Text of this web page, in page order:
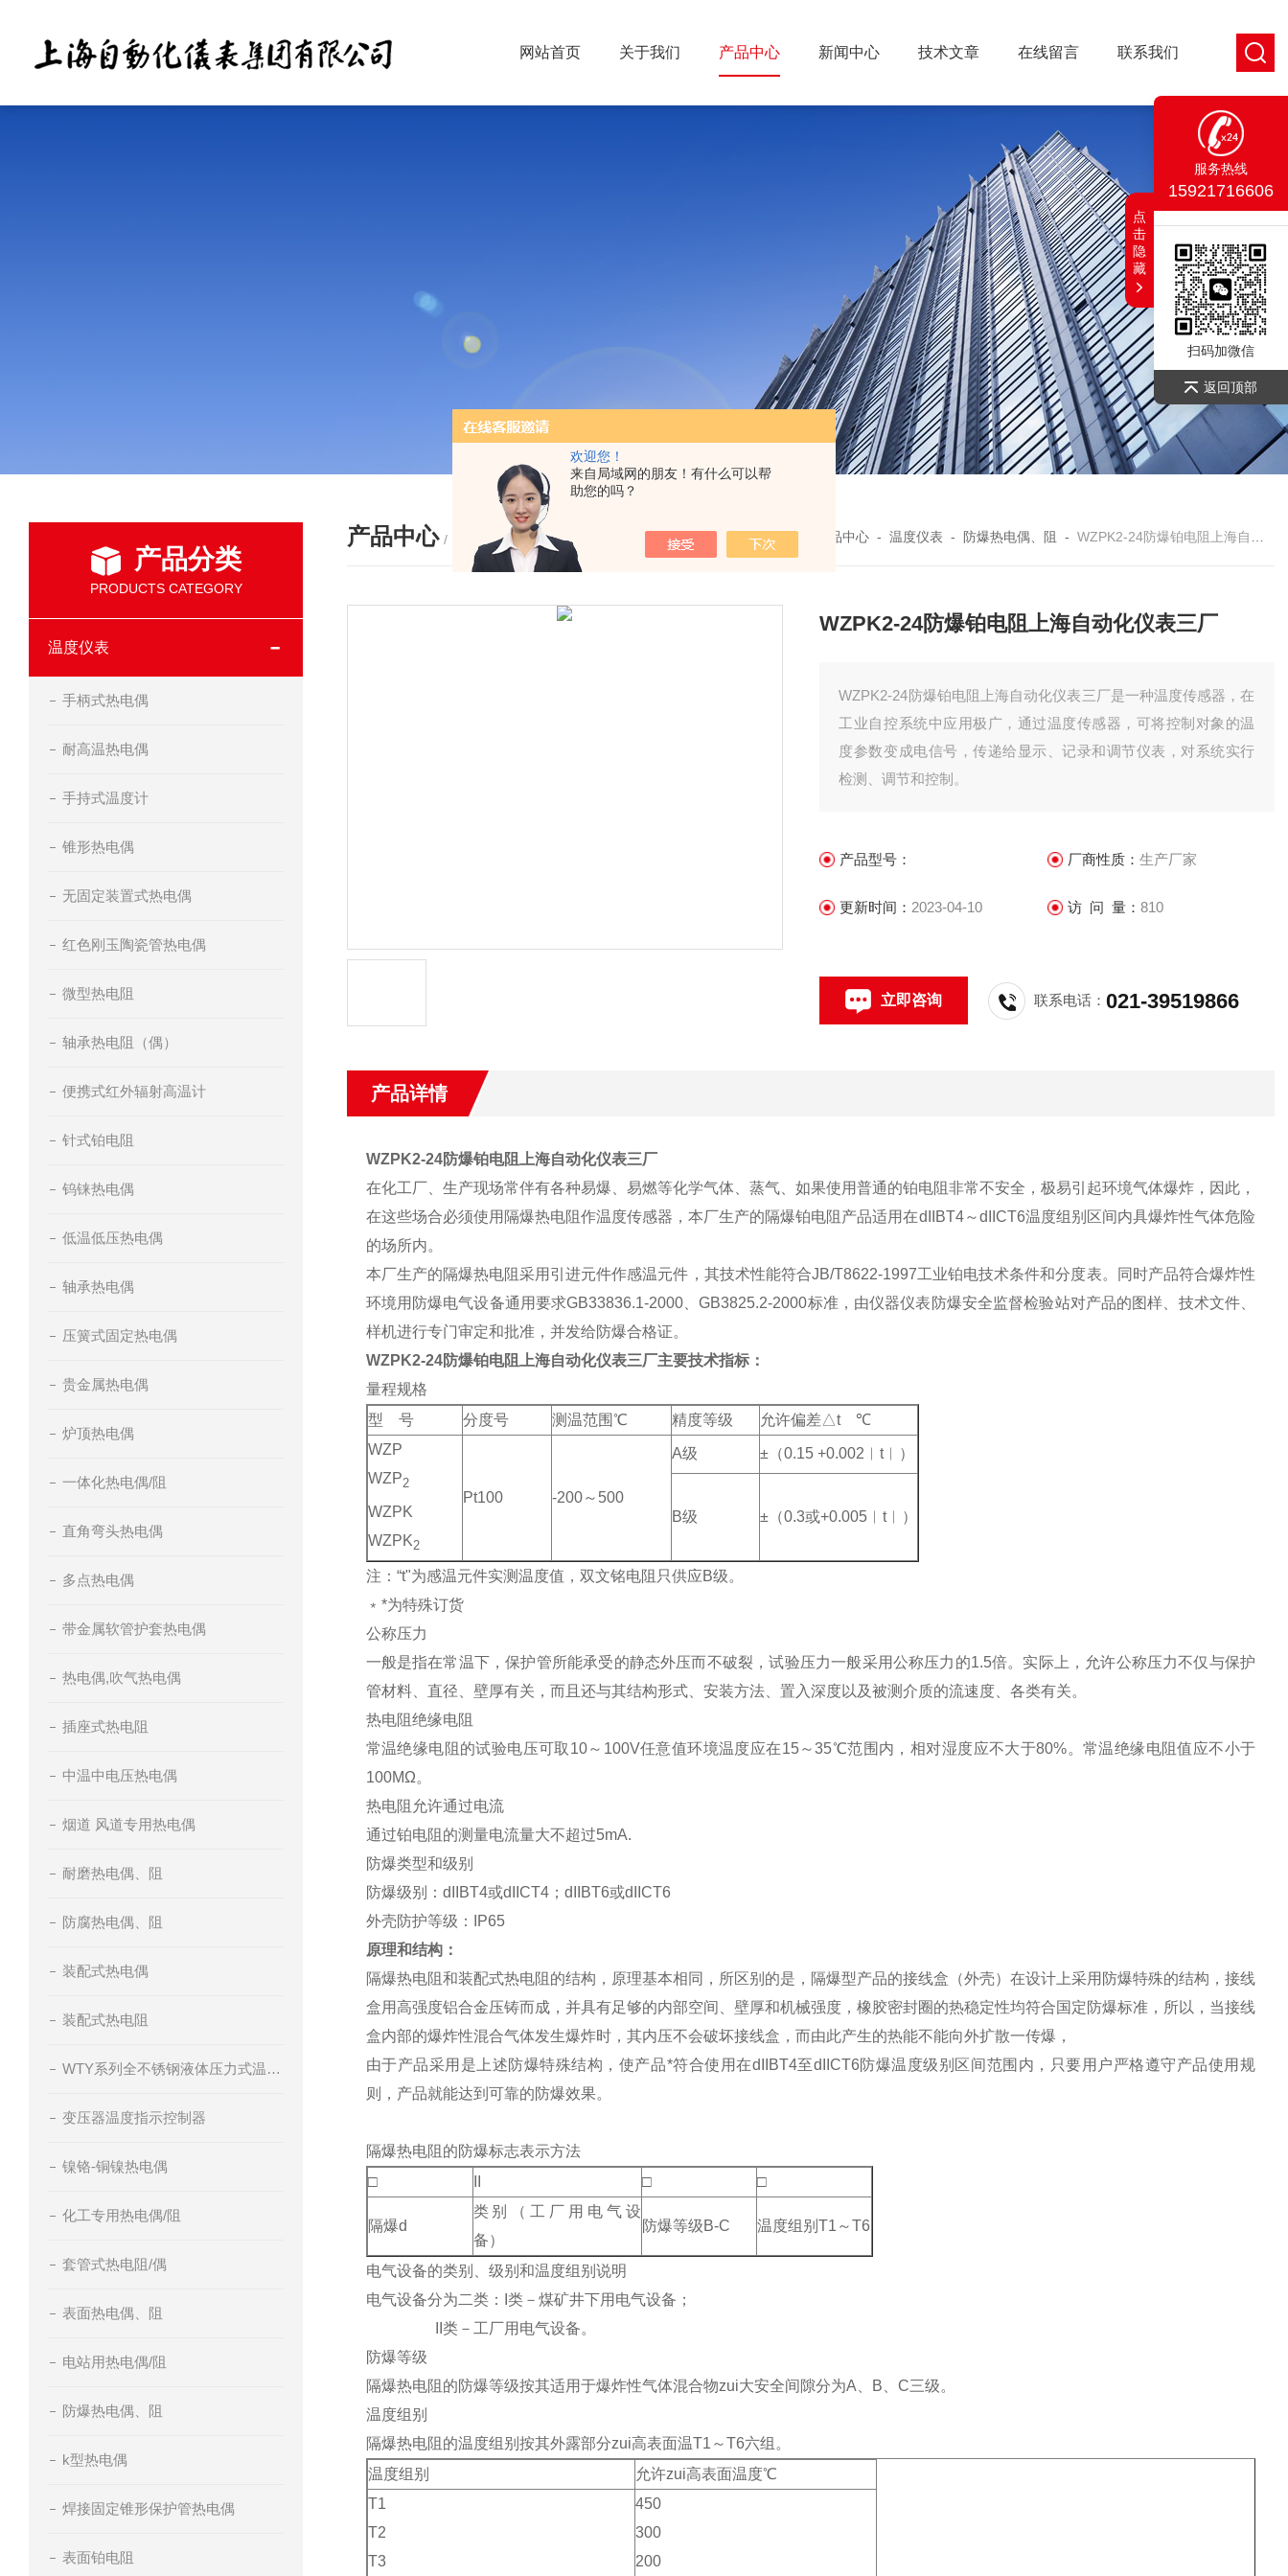
欢迎您！
来自局域网的朋友！有什么可以帮
助您的吗？
网站首页 关于我们 产品中心 新闻中心 技术文章 在线留言 联系我们
产品分类
PRODUCTS CATEGORY
温度仪表
手柄式热电偶
耐高温热电偶
手持式温度计
锥形热电偶
无固定装置式热电偶
红色刚玉陶瓷管热电偶
微型热电阻
轴承热电阻（偶）
便携式红外辐射高温计
针式铂电阻
钨铼热电偶
低温低压热电偶
轴承热电偶
压簧式固定热电偶
贵金属热电偶
炉顶热电偶
一体化热电偶/阻
直角弯头热电偶
多点热电偶
带金属软管护套热电偶
热电偶,吹气热电偶
插座式热电阻
中温中电压热电偶
烟道 风道专用热电偶
耐磨热电偶、阻
防腐热电偶、阻
装配式热电偶
装配式热电阻
WTY系列全不锈钢液体压力式温度计
变压器温度指示控制器
镍铬-铜镍热电偶
化工专用热电偶/阻
套管式热电阻/偶
表面热电偶、阻
电站用热电偶/阻
防爆热电偶、阻
k型热电偶
焊接固定锥形保护管热电偶
表面铂电阻
产品中心 / PRODUCTS 您的位置：首页 - 产品中心 -温度仪表 - 防爆热电偶、阻 -WZPK2-24防爆铂电阻上海自动化仪表三厂
WZPK2-24防爆铂电阻上海自动化仪表三厂
WZPK2-24防爆铂电阻上海自动化仪表三厂是一种温度传感器，在
工业自控系统中应用极广，通过温度传感器，可将控制对象的温
度参数变成电信号，传递给显示、记录和调节仪表，对系统实行
检测、调节和控制。
产品型号： 厂商性质： 生产厂家
更新时间： 2023-04-10 访 问 量： 810
立即咨询 联系电话：021-39519866
产品详情
WZPK2-24防爆铂电阻上海自动化仪表三厂
在化工厂、生产现场常伴有各种易爆、易燃等化学气体、蒸气、如果使用普通的铂电阻非常不安全，极易引起环境气体爆炸，因此，
在这些场合必须使用隔爆热电阻作温度传感器，本厂生产的隔爆铂电阻产品适用在dIIBT4～dIICT6温度组别区间内具爆炸性气体危险
的场所内。
本厂生产的隔爆热电阻采用引进元件作感温元件，其技术性能符合JB/T8622-1997工业铂电技术条件和分度表。同时产品符合爆炸性
环境用防爆电气设备通用要求GB33836.1-2000、GB3825.2-2000标准，由仪器仪表防爆安全监督检验站对产品的图样、技术文件、
样机进行专门审定和批准，并发给防爆合格证。
WZPK2-24防爆铂电阻上海自动化仪表三厂主要技术指标：
量程规格
型 号
分度号 测温范围℃ 精度等级
允许偏差△t ℃
WZP
WZP2
WZPK
WZPK2
Pt100 -200～500
A级 ±（0.15 +0.002︱t︱）
B级 ±（0.3或+0.005︱t︱）
注：“t"为感温元件实测温度值，双文铭电阻只供应B级。
﹡*为特殊订货
公称压力
一般是指在常温下，保护管所能承受的静态外压而不破裂，试验压力一般采用公称压力的1.5倍。实际上，允许公称压力不仅与保护
管材料、直径、壁厚有关，而且还与其结构形式、安装方法、置入深度以及被测介质的流速度、各类有关。
热电阻绝缘电阻
常温绝缘电阻的试验电压可取10～100V任意值环境温度应在15～35℃范围内，相对湿度应不大于80%。常温绝缘电阻值应不小于
100MΩ。
热电阻允许通过电流
通过铂电阻的测量电流量大不超过5mA.
防爆类型和级别
防爆级别：dIIBT4或dIICT4；dIIBT6或dIICT6
外壳防护等级：IP65
原理和结构：
隔爆热电阻和装配式热电阻的结构，原理基本相同，所区别的是，隔爆型产品的接线盒（外壳）在设计上采用防爆特殊的结构，接线
盒用高强度铝合金压铸而成，并具有足够的内部空间、壁厚和机械强度，橡胶密封圈的热稳定性均符合国定防爆标准，所以，当接线
盒内部的爆炸性混合气体发生爆炸时，其内压不会破坏接线盒，而由此产生的热能不能向外扩散一传爆，
由于产品采用是上述防爆特殊结构，使产品*符合使用在dIIBT4至dIICT6防爆温度级别区间范围内，只要用户严格遵守产品使用规
则，产品就能达到可靠的防爆效果。
隔爆热电阻的防爆标志表示方法
□
□ □
隔爆d
类别（工厂用电气设
备）
防爆等级B-C 温度组别T1～T6
电气设备的类别、级别和温度组别说明
电气设备分为二类：I类－煤矿井下用电气设备；
类－工厂用电气设备。
防爆等级
隔爆热电阻的防爆等级按其适用于爆炸性气体混合物zui大安全间隙分为A、B、C三级。
温度组别
隔爆热电阻的温度组别按其外露部分zui高表面温T1～T6六组。
温度组别
允许zui高表面温度℃
T1
T2
T3
450
300
200
服务热线
15921716606
扫码加微信
返回顶部
点
击
隐
藏